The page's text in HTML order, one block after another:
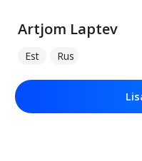
Artjom Laptev
Est Rus